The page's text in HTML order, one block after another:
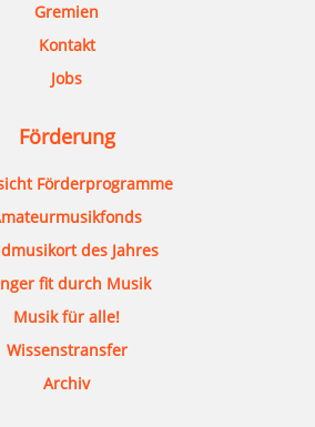
Gremien
Kontakt
Jobs
Förderung
Förderprogramme
des Jahres
fit durch Musik
Musik für alle!
Wissenstransfer
Archiv